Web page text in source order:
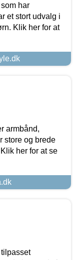
har
et stort udvalg i
Klik her for at
armbånd,
store og brede
her for at se